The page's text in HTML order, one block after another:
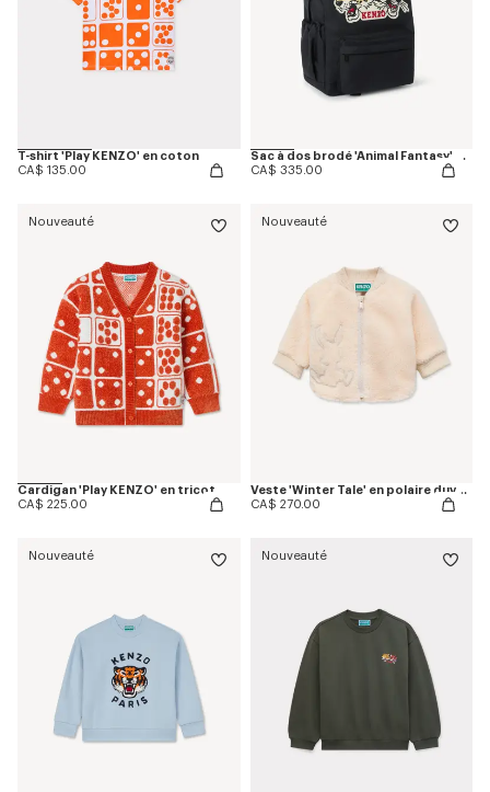
T-shirt 'Play KENZO' en coton
CA$ 135.00
Sac à dos brodé 'Animal Fantasy' en toile
CA$ 335.00
Nouveauté
Cardigan 'Play KENZO' en tricot
CA$ 225.00
Nouveauté
Veste 'Winter Tale' en polaire duveteuse
CA$ 270.00
Nouveauté Nouveauté